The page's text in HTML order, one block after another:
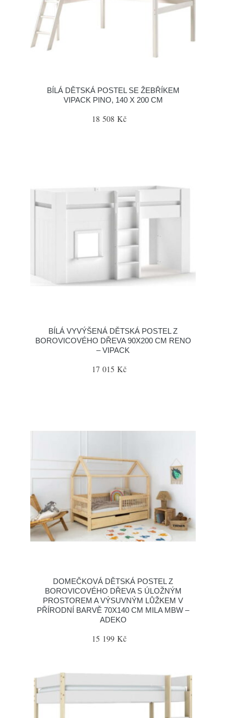
BÍLÁ DĚTSKÁ POSTEL SE ŽEBŘÍKEM
VIPACK PINO, 140 X 200 CM
18 508 Kč
BÍLÁ VYVÝŠENÁ DĚTSKÁ POSTEL Z
BOROVICOVÉHO DŘEVA 90X200 CM RENO
– VIPACK
17 015 Kč
DOMEČKOVÁ DĚTSKÁ POSTEL Z
BOROVICOVÉHO DŘEVA S ÚLOŽNÝM
PROSTOREM A VÝSUVNÝM LŮŽKEM V
PŘÍRODNÍ BARVĚ 70X140 CM MILA MBW –
ADEKO
15 199 Kč